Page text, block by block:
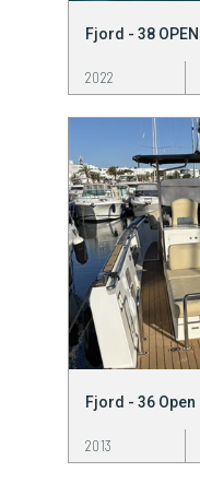
Fjord - 38 OPEN
2022
Fjord - 36 Open
2013